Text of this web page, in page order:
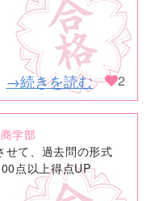
→続きを読む 2
商学部
せて、過去問の形式
点以上得点UP